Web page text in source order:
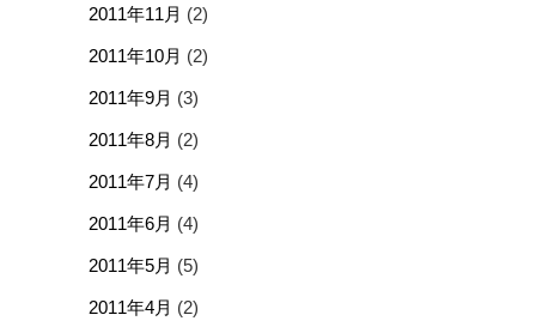
2011年11月 (2)
2011年10月 (2)
2011年9月 (3)
2011年8月 (2)
2011年7月 (4)
2011年6月 (4)
2011年5月 (5)
2011年4月 (2)